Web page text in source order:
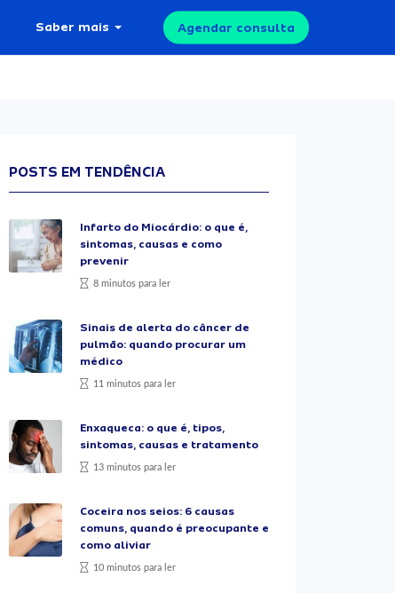
Saber mais Agendar consulta
POSTS EM TENDÊNCIA
Infarto do Miocárdio: o que é,
sintomas, causas e como
prevenir
8 minutos para ler
Sinais de alerta do câncer de
pulmão: quando procurar um
médico
11 minutos para ler
Enxaqueca: o que é, tipos,
sintomas, causas e tratamento
13 minutos para ler
Coceira nos seios: 6 causas
comuns, quando é preocupante e
como aliviar
10 minutos para ler